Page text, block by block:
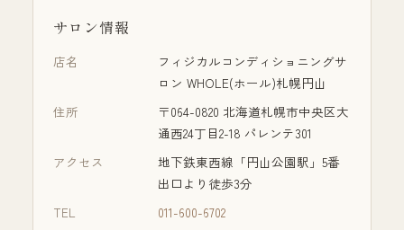
サロン情報
店名
フィジカルコンディショニングサ
ロン WHOLE(ホール)札幌円山
住所
〒064-0820 北海道札幌市中央区大
通西24丁目2-18 パレンテ301
アクセス
地下鉄東西線「円山公園駅」5番
出口より徒歩3分
TEL
011-600-6702